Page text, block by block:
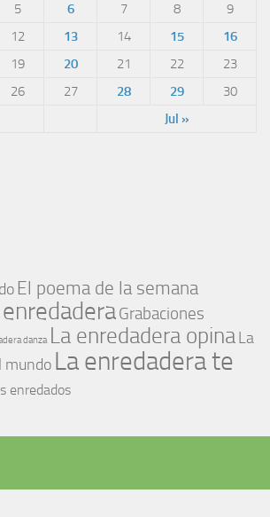
Jul »
5 6 7 8
9
12 13 14 15
16
19 20 21 22
23
26 27 28 29 30
El poema de la semana
Grabaciones
danza La enredadera opina La
mundo La enredadera te
enredados